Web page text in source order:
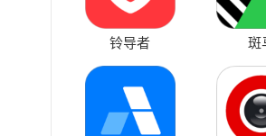
铃导者 斑